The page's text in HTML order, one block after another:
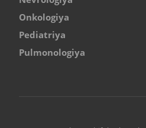
Onkologiya
Pediatriya
Pulmonologiya